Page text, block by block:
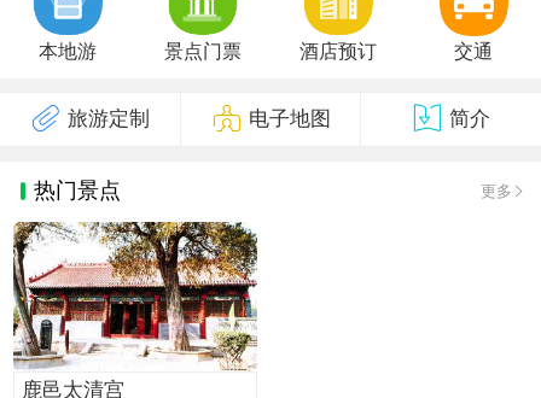
本地游 景点门票 酒店预订 交通
旅游定制 电子地图 简介
热门景点 更多
鹿邑太清宫